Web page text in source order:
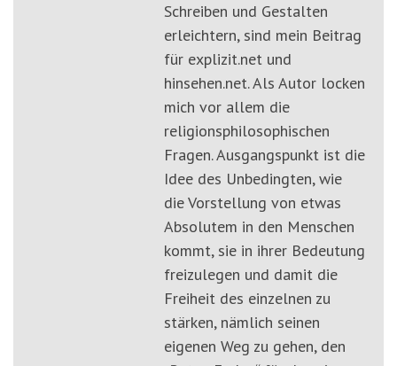
Schreiben und Gestalten
erleichtern, sind mein Beitrag
für explizit.net und
hinsehen.net. Als Autor locken
mich vor allem die
religionsphilosophischen
Fragen. Ausgangspunkt ist die
Idee des Unbedingten, wie
die Vorstellung von etwas
Absolutem in den Menschen
kommt, sie in ihrer Bedeutung
freizulegen und damit die
Freiheit des einzelnen zu
stärken, nämlich seinen
eigenen Weg zu gehen, den